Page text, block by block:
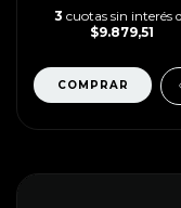
3 cuotas sin interés
$9.879,51